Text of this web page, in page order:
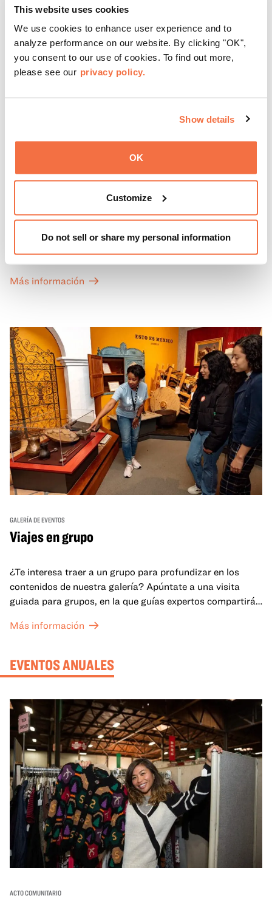
This website uses cookies
We use cookies to enhance user experience and to
analyze performance on our website. By clicking "OK",
you consent to our use of cookies. To find out more,
please see our privacy policy.
Show details
OK
Customize
Do not sell or share my personal information
PRIMEROS DOMINGOS
Primeros domingos
a las Galerías de Arte, Historia y Ciencias Naturales de
California del OMCA es gratuita y las entradas para las
a un precio reducido de 6 $.
Más información
GALERÍA DE EVENTOS
Viajes en grupo
¿Te interesa traer a un grupo para profundizar en los
contenidos de nuestra galería? Apúntate a una visita
guiada para grupos, en la que guías expertos compartirán
mejor lo que se expone en las galerías del OMCA.
Más información
EVENTOS ANUALES
ACTO COMUNITARIO